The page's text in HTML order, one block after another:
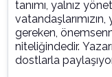
tanımı, yalnız yöneticilerimizin değil, tüm
vatandaşlarımızın,
gereken,
niteliğindedir.
dostlarla